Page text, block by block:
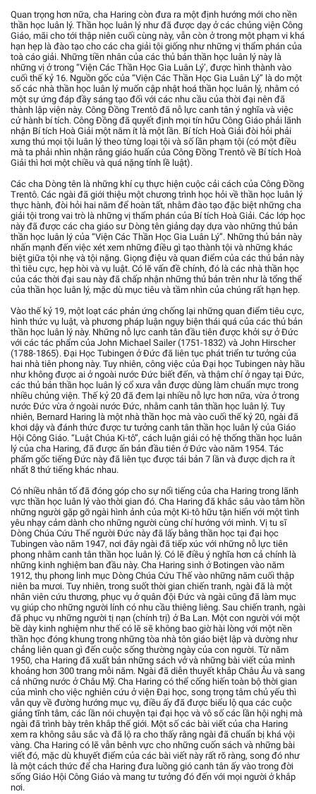
Quan trọng hơn nữa, cha Haring còn đưa ra một định hướng mới cho nền
thần học luân lý. Thần học luân lý như đã được dạy ở các chủng viện Công
Giáo, mãi cho tới thập niên cuối cùng này, vẫn còn ở trong một phạm vi khá
hạn hẹp là đào tạo cho các cha giải tội giống như những vị thẩm phán của
toà cáo giải. Những tiền nhân của các thủ bản thần học luân lý này là
những vị ở trong “Viện Các Thần Học Gia Luân Lý’, được hình thành vào
cuối thế kỷ 16. Nguồn gốc của “Viện Các Thần Học Gia Luân Lý” là do một
số các nhà thần học luân lý muốn cập nhật hoá thần học luân lý, nhằm có
một sự ứng đáp đầy sáng tạo đối với các nhu cầu của thời đại nên đã
thành lập viện này. Công Đồng Trentô đã nỗ lực canh tân ý nghĩa và việc
cử hành bí tích. Công Đồng đã quyết định mọi tín hữu Công Giáo phải lãnh
nhận Bí tích Hoà Giải một năm ít là một lần. Bí tích Hoà Giải đòi hỏi phải
xưng thú mọi tội luân lý theo từng loại tội và số lần phạm tội (có một điều
mà ta phải nhìn nhận rằng giáo huấn của Công Đồng Trentô về Bí tích Hoà
Giải thì hơi một chiều và quá nặng tính lề luật).
Các cha Dòng tên là những khí cụ thực hiện cuộc cải cách của Công Đồng
Trentô. Các ngài đã giới thiệu một chương trình học hỏi về thần học luân lý
thực hành, đòi hỏi hai năm để hoàn tất, nhằm đào tạo đặc biệt những cha
giải tội trong vai trò là những vị thẩm phán của Bí tích Hoà Giải. Các lớp học
này đã được các cha giáo sư Dòng tên giảng dạy dựa vào những thủ bản
thần học luân lý của “Viện Các Thần Học Gia Luân Lý”. Những thủ bản này
nhấn mạnh đến việc xét xem những điều gì tạo thành tội và những khác
biệt giữa tội nhẹ và tội nặng. Giọng điệu và quan điểm của các thủ bản này
thì tiêu cực, hẹp hòi và vụ luật. Có lẽ vấn đề chính, đó là các nhà thần học
của các thời đại sau này đã chấp nhận những thủ bản trên như là tổng thể
của thần học luân lý, mặc dù mục tiêu và tầm nhìn của chúng rất hạn hẹp.
Vào thế kỷ 19, một loạt các phản ứng chống lại những quan điểm tiêu cực,
hình thức vụ luật, và phương pháp luận ngụy biện thái quá của các thủ bản
thần học luân lý này. Những nỗ lực canh tân đầu tiên được khởi sự ở Đức
với các tác phẩm của John Michael Sailer (1751-1832) và John Hirscher
(1788-1865). Đại Học Tubingen ở Đức đã liên tục phát triển tư tưởng của
hai nhà tiên phong này. Tuy nhiên, công việc của Đại học Tubingen này hầu
như không được ai ở ngoài nước Đức biết đến, và thậm chí ở ngay tại Đức,
các thủ bản thần học luân lý cổ xưa vẫn được dùng làm chuẩn mực trong
nhiều chủng viện. Thế kỷ 20 đã đem lại nhiều nỗ lực hơn nữa, vừa ở trong
nước Đức vừa ở ngoài nước Đức, nhằm canh tân thần học luân lý. Tuy
nhiên, Bernard Haring là một nhà thần học mà vào cuối thế kỷ 20, ngài đã
khơi dậy và đánh thức được tư tưởng canh tân thần học luân lý của Giáo
Hội Công Giáo. “Luật Chúa Ki-tô”, cách luận giải có hệ thống thần học luân
lý của cha Haring, đã được ấn bản đầu tiên ở Đức vào năm 1954. Tác
phẩm gốc tiếng Đức này đã liên tục được tái bản 7 lần và được dịch ra ít
nhất 8 thứ tiếng khác nhau.
Có nhiều nhân tố đã đóng góp cho sự nổi tiếng của cha Haring trong lãnh
vực thần học luân lý vào thời gian đó. Cha Haring đã khắc sâu vào tâm hồn
những người gặp gỡ ngài hình ảnh của một Ki-tô hữu tận hiến với một tình
yêu nhạy cảm dành cho những người cùng chí hướng với mình. Vị tu sĩ
Dòng Chúa Cứu Thế người Đức này đã lấy bằng thần học tại đại học
Tubingen vào năm 1947, nơi đây ngài đã tiếp xúc với những nỗ lực tiên
phong nhằm canh tân thần học luân lý. Có lẽ điều ý nghĩa hơn cả chính là
những kinh nghiệm ban đầu này. Cha Haring sinh ở Botingen vào năm
1912, thụ phong linh mục Dòng Chúa Cứu Thế vào những năm cuối thập
niên ba mươi. Tuy nhiên, trong suốt thời gian chiến tranh, ngài đã là một
nhân viên cứu thương, phục vụ ở quân đội Đức và ngài cũng đã làm mục
vụ giúp cho những người lính có nhu cầu thiêng liêng. Sau chiến tranh, ngài
đã phục vụ những người tị nạn (chính trị) ở Ba Lan. Một con người với một
bề dày kinh nghiệm như thế có lẽ sẽ không bao giờ hài lòng với một nền
thần học đóng khung trong những tòa nhà tôn giáo biệt lập và dường như
chẳng liên quan gì đến cuộc sống thường ngày của con người. Từ năm
1950, cha Haring đã xuất bản những sách vở và những bài viết của mình
khoảng hơn 300 trang mỗi năm. Ngài đã diễn thuyết khắp Châu Âu và sang
cả những nước ở Châu Mỹ. Cha Haring có thể cống hiến toàn bộ thời gian
của mình cho việc nghiên cứu ở viện Đại học, song trọng tâm chủ yếu thì
vẫn quy về đường hướng mục vụ, điều ấy đã được biểu lộ qua các cuộc
giảng tĩnh tâm, các lần nói chuyện tại đại học và vô số các lần hội nghị mà
ngài đã trình bày trên khắp thế giới. Một số các bài viết của cha Haring
xem ra không sâu sắc và đã lộ ra cho thấy rằng ngài đã chuẩn bị khá vội
vàng. Cha Haring có lẽ vẫn bênh vực cho những cuốn sách và những bài
viết đó, mặc dù khuyết điểm của các bài viết này rất rõ ràng, song đó như
là một cách thức để cha Haring đưa luồng gió canh tân ấy vào trong đời
sống Giáo Hội Công Giáo và mang tư tưởng đó đến với mọi người ở khắp
nơi.